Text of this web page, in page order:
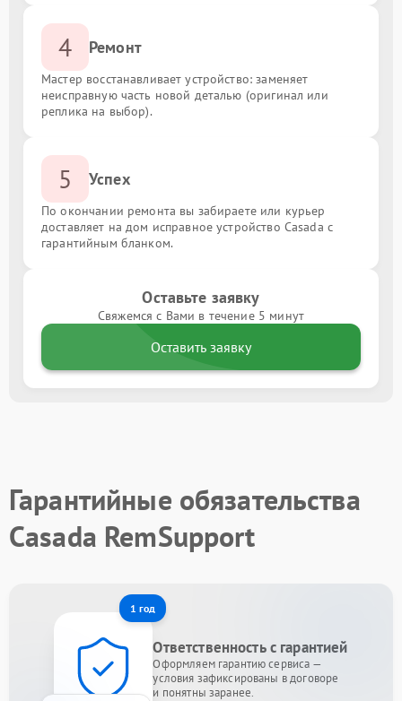
4 Ремонт
Мастер восстанавливает устройство: заменяет
неисправную часть новой деталью (оригинал или
реплика на выбор).
5 Успех
По окончании ремонта вы забираете или курьер
доставляет на дом исправное устройство Casada с
гарантийным бланком.
Оставьте заявку
Свяжемся с Вами в течение 5 минут
Оставить заявку
Гарантийные обязательства
Casada RemSupport
1 год
Ответственность с гарантией
Оформляем гарантию сервиса —
условия зафиксированы в договоре
и понятны заранее.